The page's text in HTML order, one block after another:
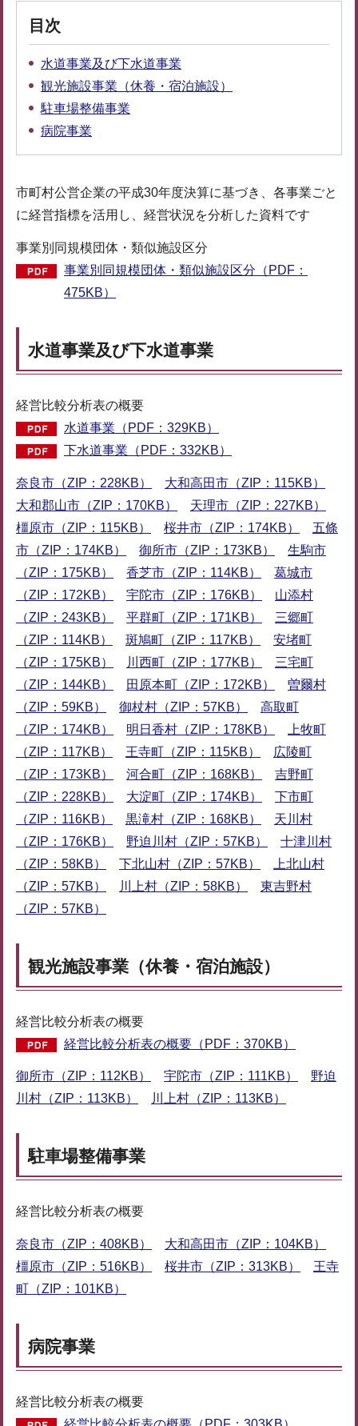
目次
水道事業及び下水道事業
観光施設事業（休養・宿泊施設）
駐車場整備事業
病院事業
市町村公営企業の平成30年度決算に基づき、各事業ごと
に経営指標を活用し、経営状況を分析した資料です
事業別同規模団体・類似施設区分
事業別同規模団体・類似施設区分（PDF：
475KB）
水道事業及び下水道事業
経営比較分析表の概要
水道事業（PDF：329KB）
下水道事業（PDF：332KB）
奈良市（ZIP：228KB）
大和高田市（ZIP：115KB）
大和郡山市（ZIP：170KB）
天理市（ZIP：227KB）
橿原市（ZIP：115KB）
桜井市（ZIP：174KB）
五條
市（ZIP：174KB）
御所市（ZIP：173KB）
生駒市
（ZIP：175KB）
香芝市（ZIP：114KB）
葛城市
（ZIP：172KB）
宇陀市（ZIP：176KB）
山添村
（ZIP：243KB）
平群町（ZIP：171KB）
三郷町
（ZIP：114KB）
斑鳩町（ZIP：117KB）
安堵町
（ZIP：175KB）
川西町（ZIP：177KB）
三宅町
（ZIP：144KB）
田原本町（ZIP：172KB）
曽爾村
（ZIP：59KB）
御杖村（ZIP：57KB）
高取町
（ZIP：174KB）
明日香村（ZIP：178KB）
上牧町
（ZIP：117KB）
王寺町（ZIP：115KB）
広陵町
（ZIP：173KB）
河合町（ZIP：168KB）
吉野町
（ZIP：228KB）
大淀町（ZIP：174KB）
下市町
（ZIP：116KB）
黒滝村（ZIP：168KB）
天川村
（ZIP：176KB）
野迫川村（ZIP：57KB）
十津川村
（ZIP：58KB）
下北山村（ZIP：57KB）
上北山村
（ZIP：57KB）
川上村（ZIP：58KB）
東吉野村
（ZIP：57KB）
観光施設事業（休養・宿泊施設）
経営比較分析表の概要
経営比較分析表の概要（PDF：370KB）
御所市（ZIP：112KB） 宇陀市（ZIP：111KB）
野迫
川村（ZIP：113KB）
川上村（ZIP：113KB）
駐車場整備事業
経営比較分析表の概要
奈良市（ZIP：408KB）
大和高田市（ZIP：104KB）
橿原市（ZIP：516KB）
桜井市（ZIP：313KB）
王寺
町（ZIP：101KB）
病院事業
経営比較分析表の概要